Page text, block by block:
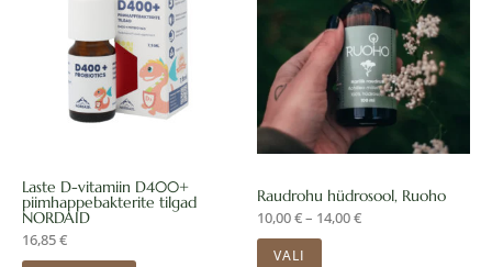
Laste D-vitamiin D400+
piimhappebakterite tilgad
NORDAID
16,85€
Raudrohu hüdrosool, Ruoho
10,00€– 14,00€
VALI
on
mitu
varianti.
Valikuid
saab
tootelehel.